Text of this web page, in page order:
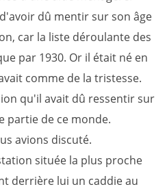
dû mentir sur son âge
car la liste déroulante des
par 1930. Or il était né en
comme de la tristesse.
qu'il avait dû ressentir sur
partie de ce monde.
avions discuté.
située la plus proche
derrière lui un caddie au